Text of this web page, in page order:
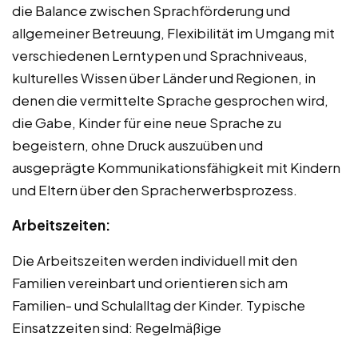
die Balance zwischen Sprachförderung und
allgemeiner Betreuung, Flexibilität im Umgang mit
verschiedenen Lerntypen und Sprachniveaus,
kulturelles Wissen über Länder und Regionen, in
denen die vermittelte Sprache gesprochen wird,
die Gabe, Kinder für eine neue Sprache zu
begeistern, ohne Druck auszuüben und
ausgeprägte Kommunikationsfähigkeit mit Kindern
und Eltern über den Spracherwerbsprozess.
Arbeitszeiten:
Die Arbeitszeiten werden individuell mit den
Familien vereinbart und orientieren sich am
Familien- und Schulalltag der Kinder. Typische
Einsatzzeiten sind: Regelmäßige